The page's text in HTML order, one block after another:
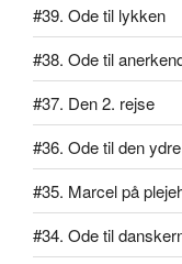
#39. Ode til lykken
#38. Ode til
#37. Den 2. rejse
#36. Ode til den
#35. Marcel på
#34. Ode til